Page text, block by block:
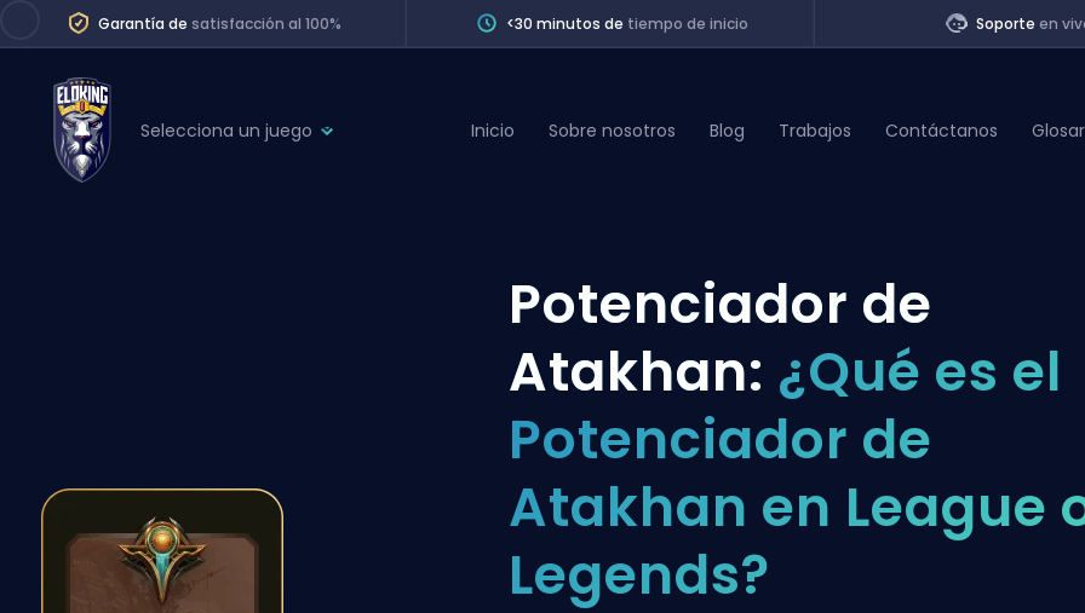
Garantía de satisfacción al 100% <30 minutos de tiempo de inicio Soporteen
Selecciona un juego
Path of Exile 2
Division Boost
Teammate
Inicio Sobre nosotros Blog Trabajos Contáctanos
Potenciador de
Atakhan: ¿Qué es el
Potenciador de
Atakhan en League
Legends?